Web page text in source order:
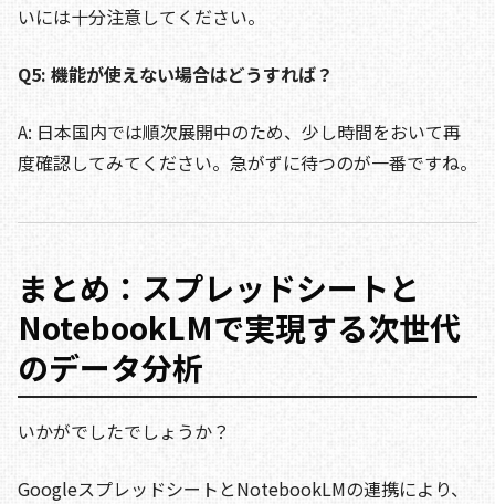
いには十分注意してください。
Q5: 機能が使えない場合はどうすれば？
A: 日本国内では順次展開中のため、少し時間をおいて再
度確認してみてください。急がずに待つのが一番ですね。
まとめ：スプレッドシートと
NotebookLMで実現する次世代
のデータ分析
いかがでしたでしょうか？
GoogleスプレッドシートとNotebookLMの連携により、